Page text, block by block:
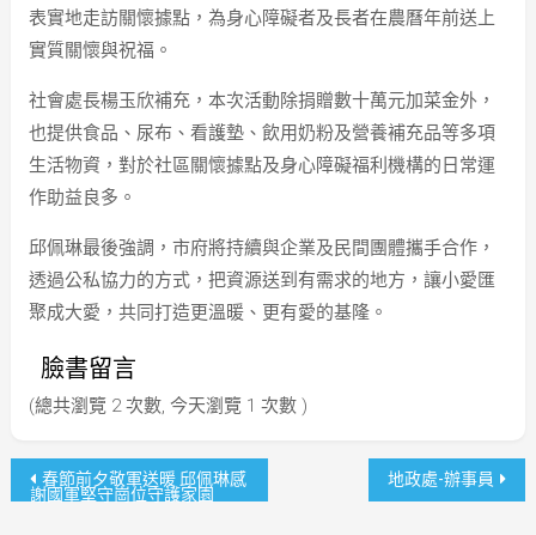
表實地走訪關懷據點，為身心障礙者及長者在農曆年前送上
實質關懷與祝福。
社會處長楊玉欣補充，本次活動除捐贈數十萬元加菜金外，
也提供食品、尿布、看護墊、飲用奶粉及營養補充品等多項
生活物資，對於社區關懷據點及身心障礙福利機構的日常運
作助益良多。
邱佩琳最後強調，市府將持續與企業及民間團體攜手合作，
透過公私協力的方式，把資源送到有需求的地方，讓小愛匯
聚成大愛，共同打造更溫暖、更有愛的基隆。
臉書留言
(總共瀏覽 2 次數, 今天瀏覽 1 次數 )
文春節前夕敬軍送暖 邱佩琳感
謝國軍堅守崗位守護家園
地政處-辦事員